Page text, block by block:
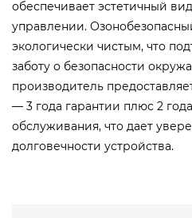
обеспечивает эстетичный
управлении.
экологически чистым, что
заботу о безопасности
производитель
— 3 года гарантии плюс 2
обслуживания, что дает
долговечности устройства.